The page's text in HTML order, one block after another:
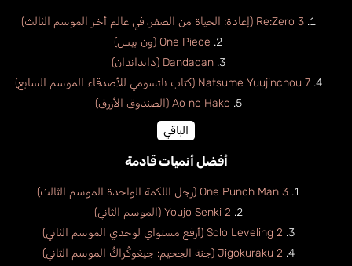
Re:Zero 3 (إعادة: الحياة من الصفر، في عالم أخر الموسم الثالث)
One Piece (ون بيس)
Dandadan (دانداندان)
Natsume Yuujinchou 7 (كتاب ناتسومي للأصدقاء الموسم السابع)
Ao no Hako (الصندوق الأزرق)
الباقي
أفضل أنميات قادمة
One Punch Man 3 (رجل اللكمة الواحدة الموسم الثالث)
Youjo Senki 2 (الموسم الثاني)
Solo Leveling 2 (أرفع مستواي لوحدي الموسم الثاني)
Jigokuraku 2 (جنة الجحيم: جيغوكُراكُ الموسم الثاني)